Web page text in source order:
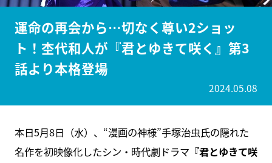
運命の再会から…切なく尊い2ショッ
ト！杢代和人が『君とゆきて咲く』第3
話より本格登場
2024.05.08
本日5月8日（水）、“漫画の神様”手塚治虫氏の隠れた
名作を初映像化したシン・時代劇ドラマ 『君とゆきて咲